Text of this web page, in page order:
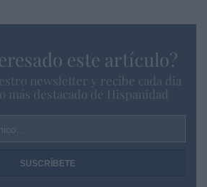
este artículo?
newsletter y recibe cada dia
más destacado de Hispanidad